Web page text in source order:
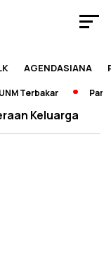
AGENDASIANA
Terbakar
Keluarga